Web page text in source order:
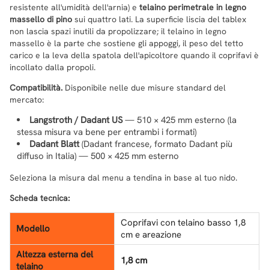
resistente all'umidità dell'arnia) e telaino perimetrale in legno
massello di pino sui quattro lati. La superficie liscia del tablex
non lascia spazi inutili da propolizzare; il telaino in legno
massello è la parte che sostiene gli appoggi, il peso del tetto
carico e la leva della spatola dell'apicoltore quando il coprifavi è
incollato dalla propoli.
Compatibilità. Disponibile nelle due misure standard del
mercato:
Langstroth / Dadant US— 510 × 425 mm esterno (la
stessa misura va bene per entrambi i formati)
Dadant Blatt(Dadant francese, formato Dadant più
diffuso in Italia) — 500 × 425 mm esterno
Seleziona la misura dal menu a tendina in base al tuo nido.
Scheda tecnica:
Modello
Coprifavi con telaino basso 1,8
cm e areazione
Altezza esterna del
telaino
1,8 cm